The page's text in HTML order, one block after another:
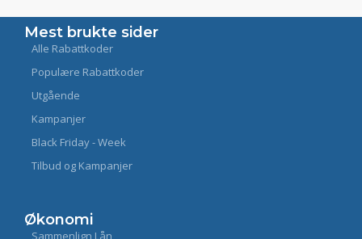
Mest brukte sider
Alle Rabattkoder
Populære Rabattkoder
Utgående
Kampanjer
Black Friday - Week
Tilbud og Kampanjer
Økonomi
Sammenlign Lån